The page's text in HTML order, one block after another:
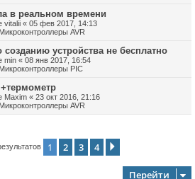
в реальном времени
vitalii « 05 фев 2017, 14:13
Микроконтроллеры AVR
устройства не бесплатно
min « 08 янв 2017, 16:54
Микроконтроллеры PIC
Maxim « 23 окт 2016, 21:16
Микроконтроллеры AVR
1 2 3 4
Перейти